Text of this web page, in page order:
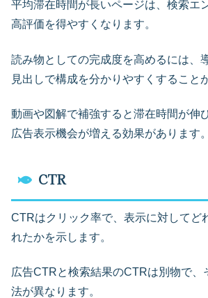
平均滞在時間が長いページは、検索エ
高評価を得やすくなります。
読み物としての完成度を高めるには、
見出しで構成を分かりやすくすること
動画や図解で補強すると滞在時間が伸
広告表示機会が増える効果があります。
CTR
CTRはクリック率で、表示に対してど
れたかを示します。
広告CTRと検索結果のCTRは別物で、
法が異なります。